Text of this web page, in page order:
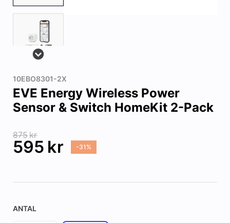
10EBO8301-2X
EVE Energy Wireless Power
Sensor & Switch HomeKit 2-Pack
875kr
595 kr -31%
ANTAL